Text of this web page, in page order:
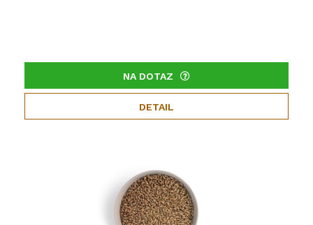
NA DOTAZ
DETAIL